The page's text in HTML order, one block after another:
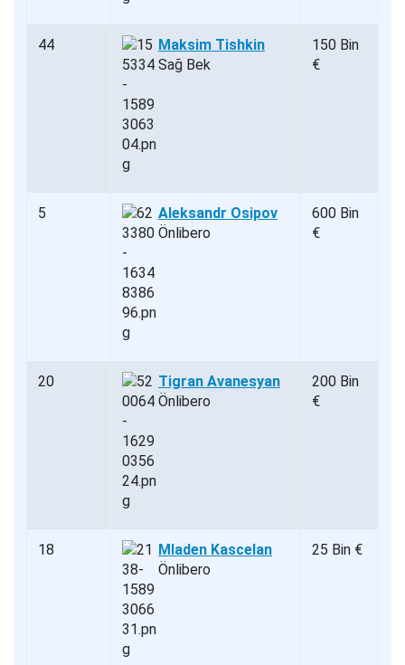
44
Maksim Tishkin
Sağ Bek
150 Bin
€
5
Aleksandr Osipov
Önlibero
600 Bin
€
20
Tigran Avanesyan
Önlibero
200 Bin
€
18
Mladen Kascelan
Önlibero
25 Bin €